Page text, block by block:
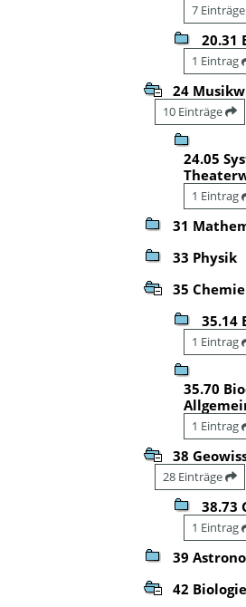
7 Einträge
20.31
1 Eintrag
24
10 Einträge
24.05
1 Eintrag
31
33 Physik
35 Chemie
35.14
1 Eintrag
35.70
1 Eintrag
38
28 Einträge
38.73
1 Eintrag
39
42 Biologie